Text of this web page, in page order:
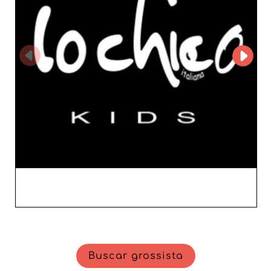
regularmente o stock. A escolha acertada de se associar
a Piero Peng garante‑lhe margens interessantes, aliadas
a uma relação qualidade‑preço excecional que irá
conquistar os seus clientes finais. Escolher Piero Peng é
optar por uma parceria sólida com um protagonista da
indústria têxtil italiana, reconhecido pelo seu know‑how
e compromisso com a excelência. Reforce a sua gama de
produtos oferecendo roupas que respondem às
expectativas das famílias modernas, beneficiando ao
mesmo tempo de uma colaboração assente na confiança
Buscar grossista